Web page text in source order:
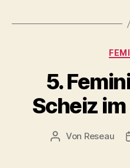
5.
Scheiz
Beitragsautor
Von Reseau